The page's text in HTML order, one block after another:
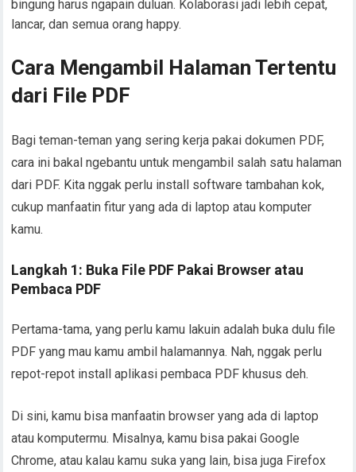
bingung harus ngapain duluan. Kolaborasi jadi lebih cepat,
lancar, dan semua orang happy.
Cara Mengambil Halaman Tertentu
dari File PDF
Bagi teman-teman yang sering kerja pakai dokumen PDF,
cara ini bakal ngebantu untuk mengambil salah satu halaman
dari PDF. Kita nggak perlu install software tambahan kok,
cukup manfaatin fitur yang ada di laptop atau komputer
kamu.
Langkah 1: Buka File PDF Pakai Browser atau
Pembaca PDF
Pertama-tama, yang perlu kamu lakuin adalah buka dulu file
PDF yang mau kamu ambil halamannya. Nah, nggak perlu
repot-repot install aplikasi pembaca PDF khusus deh.
Di sini, kamu bisa manfaatin browser yang ada di laptop
atau komputermu. Misalnya, kamu bisa pakai Google
Chrome, atau kalau kamu suka yang lain, bisa juga Firefox